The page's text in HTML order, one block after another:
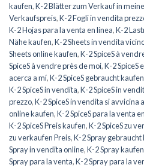
kaufen,K-2 Blätter zum Verkauf in
Verkaufspreis,K-2 Fogli in vendita
K-2 Hojas para la venta en línea,K-2
Nähe kaufen,K-2 Sheets in vendita
Sheets online kaufen,K-2 SpiceS à
SpiceS à vendre près de moi,K-2 SpiceS
acerca a mí,K-2 SpiceS gebraucht kaufen
K-2 SpiceS in vendita,K-2 SpiceS in
prezzo,K-2 SpiceS in vendita si avvicina
online kaufen,K-2 SpiceS para la venta
K-2 SpiceS Preis kaufen,K-2 SpiceS zu
zu verkaufen Preis,K-2 Spray gebraucht
Spray in vendita online,K-2 Spray kaufen
Spray para la venta,K-2 Spray para la